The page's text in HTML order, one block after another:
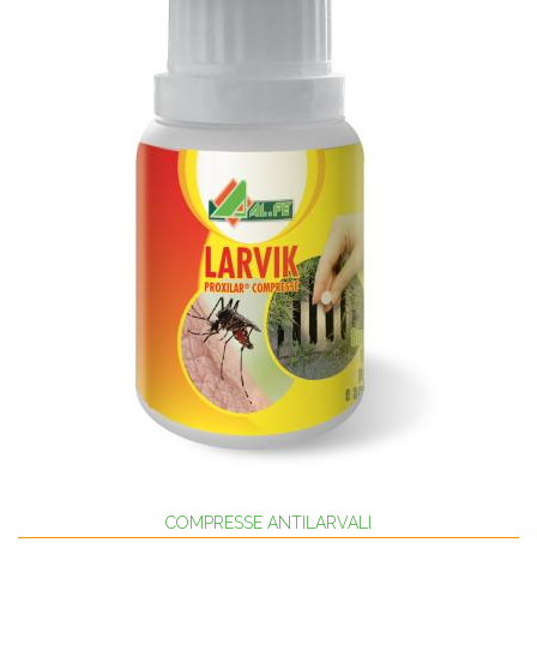
COMPRESSE ANTILARVALI